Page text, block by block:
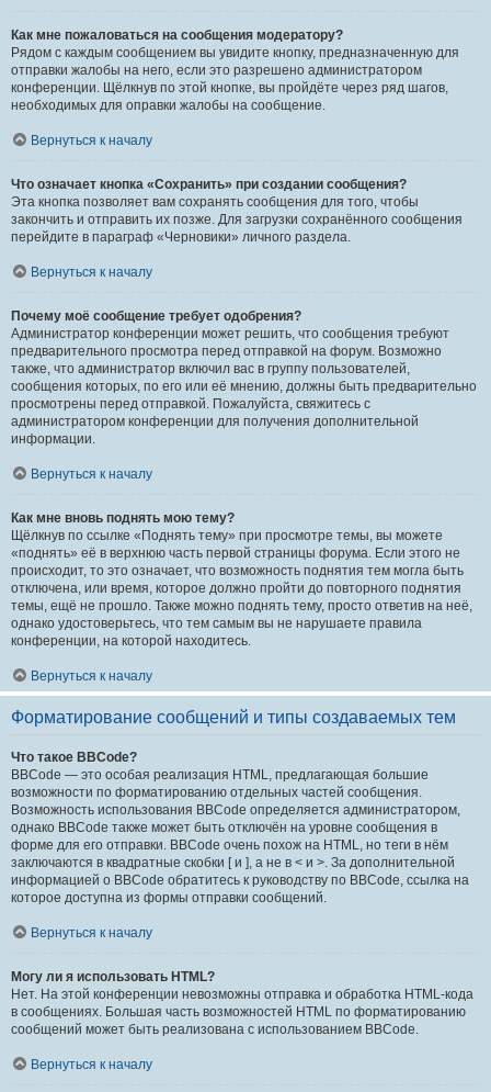
Как мне пожаловаться на сообщения модератору?
Рядом с каждым сообщением вы увидите кнопку, предназначенную для
отправки жалобы на него, если это разрешено администратором
конференции. Щёлкнув по этой кнопке, вы пройдёте через ряд шагов,
необходимых для оправки жалобы на сообщение.
Вернуться к началу
Что означает кнопка «Сохранить» при создании сообщения?
Эта кнопка позволяет вам сохранять сообщения для того, чтобы
закончить и отправить их позже. Для загрузки сохранённого сообщения
перейдите в параграф «Черновики» личного раздела.
Вернуться к началу
Почему моё сообщение требует одобрения?
Администратор конференции может решить, что сообщения требуют
предварительного просмотра перед отправкой на форум. Возможно
также, что администратор включил вас в группу пользователей,
сообщения которых, по его или её мнению, должны быть предварительно
просмотрены перед отправкой. Пожалуйста, свяжитесь с
администратором конференции для получения дополнительной
информации.
Вернуться к началу
Как мне вновь поднять мою тему?
Щёлкнув по ссылке «Поднять тему» при просмотре темы, вы можете
«поднять» её в верхнюю часть первой страницы форума. Если этого не
происходит, то это означает, что возможность поднятия тем могла быть
отключена, или время, которое должно пройти до повторного поднятия
темы, ещё не прошло. Также можно поднять тему, просто ответив на неё,
однако удостоверьтесь, что тем самым вы не нарушаете правила
конференции, на которой находитесь.
Вернуться к началу
Форматирование сообщений и типы создаваемых тем
Что такое BBCode?
BBCode — это особая реализация HTML, предлагающая большие
возможности по форматированию отдельных частей сообщения.
Возможность использования BBCode определяется администратором,
однако BBCode также может быть отключён на уровне сообщения в
форме для его отправки. BBCode очень похож на HTML, но теги в нём
заключаются в квадратные скобки [ и ], а не в < и >. За дополнительной
информацией о BBCode обратитесь к руководству по BBCode, ссылка на
которое доступна из формы отправки сообщений.
Вернуться к началу
Могу ли я использовать HTML?
Нет. На этой конференции невозможны отправка и обработка HTML-кода
в сообщениях. Большая часть возможностей HTML по форматированию
сообщений может быть реализована с использованием BBCode.
Вернуться к началу